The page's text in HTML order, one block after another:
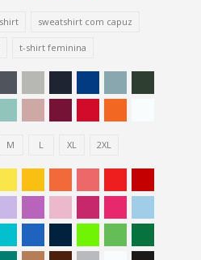
sweatshirt com capuz
t-shirt feminina
M L XL 2XL